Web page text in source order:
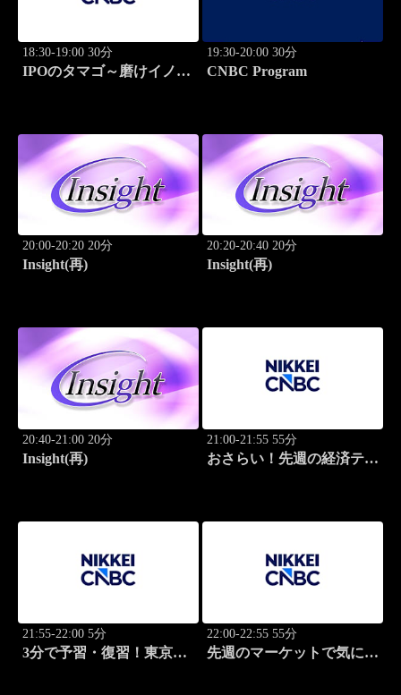
18:30-19:00 30分
IPOのタマゴ～磨けイノベ
19:30-20:00 30分
CNBC Program
20:00-20:20 20分
Insight(再)
20:20-20:40 20分
Insight(再)
20:40-21:00 20分
Insight(再)
21:00-21:55 55分
おさらい！先週の経済テー
21:55-22:00 5分
3分で予習・復習！東京市
22:00-22:55 55分
先週のマーケットで気にな